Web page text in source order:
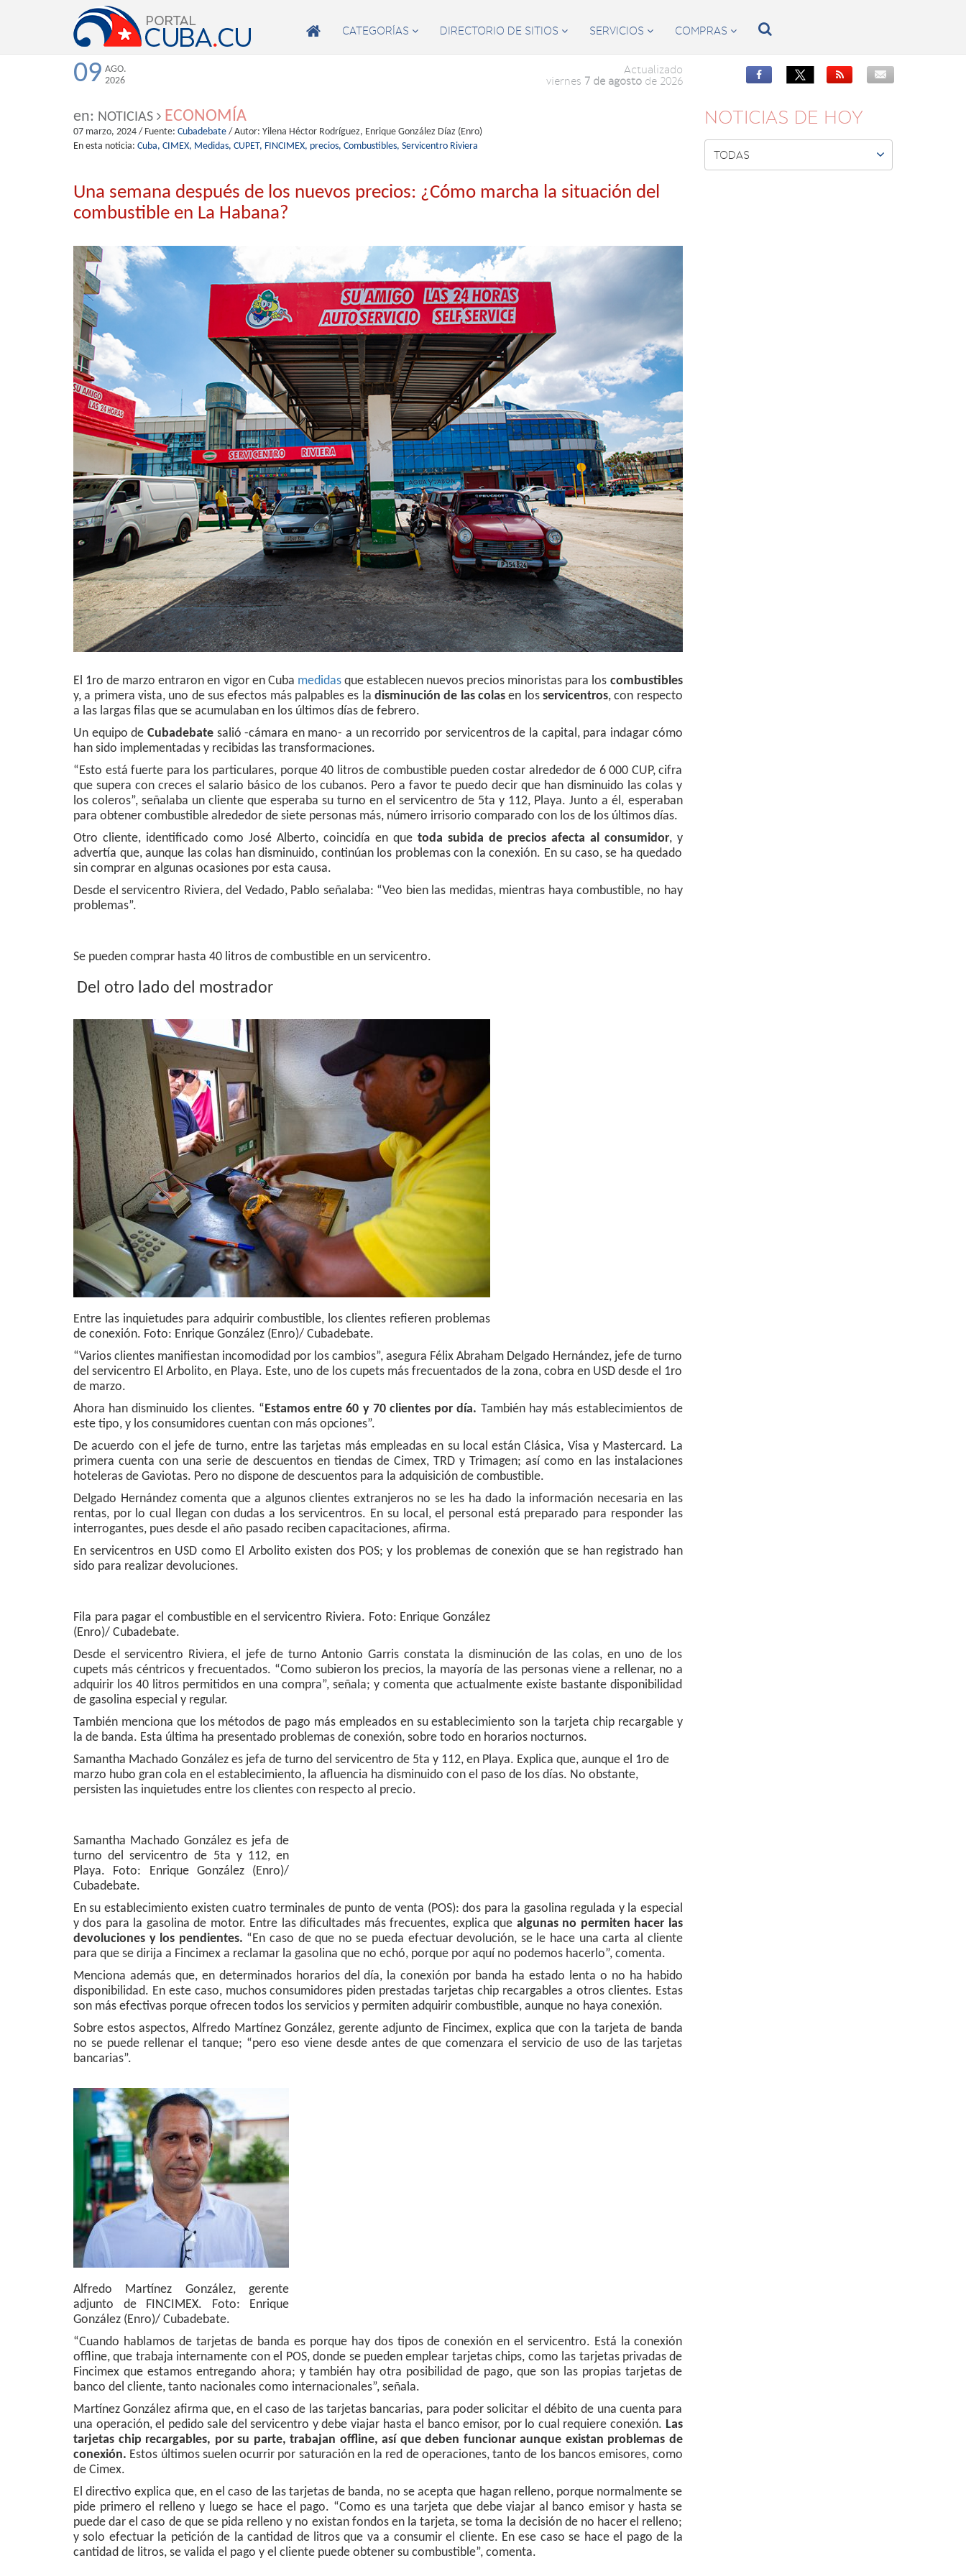
 CATEGORÍAS  DIRECTORIO DE SITIOS  SERVICIOS  COMPRAS  
09 AGO.
2026
Actualizado
viernes 7 de agostode 2026


en: NOTICIAS ECONOMÍA
07 marzo, 2024 / Fuente: Cubadebate / Autor: Yilena Héctor Rodríguez, Enrique González Díaz (Enro)
En esta noticia: Cuba, CIMEX, Medidas, CUPET, FINCIMEX, precios, Combustibles, Servicentro Riviera
Una semana después de los nuevos precios: ¿Cómo marcha la situación del
combustible en La Habana?
El 1ro de marzo entraron en vigor en Cuba medidasque establecen nuevos precios minoristas para los combustibles
y, a primera vista, uno de sus efectos más palpables es la disminución de las colasen los servicentros, con respecto
a las largas filas que se acumulaban en los últimos días de febrero.
Un equipo de Cubadebate salió -cámara en mano- a un recorrido por servicentros de la capital, para indagar cómo
han sido implementadas y recibidas las transformaciones.
“Esto está fuerte para los particulares, porque 40 litros de combustible pueden costar alrededor de 6 000 CUP, cifra
que supera con creces el salario básico de los cubanos. Pero a favor te puedo decir que han disminuido las colas y
los coleros”, señalaba un cliente que esperaba su turno en el servicentro de 5ta y 112, Playa. Junto a él, esperaban
para obtener combustible alrededor de siete personas más, número irrisorio comparado con los de los últimos días.
Otro cliente, identificado como José Alberto, coincidía en quetoda subida de precios afecta al consumidor, y
advertía que, aunque las colas han disminuido, continúan los problemas con la conexión. En su caso, se ha quedado
sin comprar en algunas ocasiones por esta causa.
Desde el servicentro Riviera, del Vedado, Pablo señalaba: “Veo bien las medidas, mientras haya combustible, no hay
problemas”.
Se pueden comprar hasta 40 litros de combustible en un servicentro.
Del otro lado del mostrador
Entre las inquietudes para adquirir combustible, los clientes refieren problemas
de conexión. Foto: Enrique González (Enro)/ Cubadebate.
“Varios clientes manifiestan incomodidad por los cambios”, asegura Félix Abraham Delgado Hernández, jefe de turno
del servicentro El Arbolito, en Playa. Este, uno de los cupets más frecuentados de la zona, cobra en USD desde el 1ro
de marzo.
Ahora han disminuido los clientes. “Estamos entre 60 y 70 clientes por día. También hay más establecimientos de
este tipo, y los consumidores cuentan con más opciones”.
De acuerdo con el jefe de turno, entre las tarjetas más empleadas en su local están Clásica, Visa y Mastercard. La
primera cuenta con una serie de descuentos en tiendas de Cimex, TRD y Trimagen; así como en las instalaciones
hoteleras de Gaviotas. Pero no dispone de descuentos para la adquisición de combustible.
Delgado Hernández comenta que a algunos clientes extranjeros no se les ha dado la información necesaria en las
rentas, por lo cual llegan con dudas a los servicentros. En su local, el personal está preparado para responder las
interrogantes, pues desde el año pasado reciben capacitaciones, afirma.
En servicentros en USD como El Arbolito existen dos POS; y los problemas de conexión que se han registrado han
sido para realizar devoluciones.
Fila para pagar el combustible en el servicentro Riviera. Foto: Enrique González
(Enro)/ Cubadebate.
Desde el servicentro Riviera, el jefe de turno Antonio Garris constata la disminución de las colas, en uno de los
cupets más céntricos y frecuentados. “Como subieron los precios, la mayoría de las personas viene a rellenar, no a
adquirir los 40 litros permitidos en una compra”, señala; y comenta que actualmente existe bastante disponibilidad
de gasolina especial y regular.
También menciona que los métodos de pago más empleados en su establecimiento son la tarjeta chip recargable y
la de banda. Esta última ha presentado problemas de conexión, sobre todo en horarios nocturnos.
Samantha Machado González es jefa de turno del servicentro de 5ta y 112, en Playa. Explica que, aunque el 1ro de
marzo hubo gran cola en el establecimiento, la afluencia ha disminuido con el paso de los días. No obstante,
persisten las inquietudes entre los clientes con respecto al precio.
Samantha Machado González es jefa de
turno del servicentro de 5ta y 112, en
Playa. Foto: Enrique González (Enro)/
Cubadebate.
En su establecimiento existen cuatro terminales de punto de venta (POS): dos para la gasolina regulada y la especial
y dos para la gasolina de motor. Entre las dificultades más frecuentes, explica que algunas no permiten hacer las
devoluciones y los pendientes. “En caso de que no se pueda efectuar devolución, se le hace una carta al cliente
para que se dirija a Fincimex a reclamar la gasolina que no echó, porque por aquí no podemos hacerlo”, comenta.
Menciona además que, en determinados horarios del día, la conexión por banda ha estado lenta o no ha habido
disponibilidad. En este caso, muchos consumidores piden prestadas tarjetas chip recargables a otros clientes. Estas
son más efectivas porque ofrecen todos los servicios y permiten adquirir combustible, aunque no haya conexión.
Sobre estos aspectos, Alfredo Martínez González, gerente adjunto de Fincimex, explica que con la tarjeta de banda
no se puede rellenar el tanque; “pero eso viene desde antes de que comenzara el servicio de uso de las tarjetas
bancarias”.
Alfredo Martínez González, gerente
adjunto de FINCIMEX. Foto: Enrique
González (Enro)/ Cubadebate.
“Cuando hablamos de tarjetas de banda es porque hay dos tipos de conexión en el servicentro. Está la conexión
offline, que trabaja internamente con el POS, donde se pueden emplear tarjetas chips, como las tarjetas privadas de
Fincimex que estamos entregando ahora; y también hay otra posibilidad de pago, que son las propias tarjetas de
banco del cliente, tanto nacionales como internacionales”, señala.
Martínez González afirma que, en el caso de las tarjetas bancarias, para poder solicitar el débito de una cuenta para
una operación, el pedido sale del servicentro y debe viajar hasta el banco emisor, por lo cual requiere conexión. Las
tarjetas chip recargables, por su parte, trabajan offline, así que deben funcionar aunque existan problemas de
conexión. Estos últimos suelen ocurrir por saturación en la red de operaciones, tanto de los bancos emisores, como
de Cimex.
El directivo explica que, en el caso de las tarjetas de banda, no se acepta que hagan relleno, porque normalmente se
pide primero el relleno y luego se hace el pago. “Como es una tarjeta que debe viajar al banco emisor y hasta se
puede dar el caso de que se pida relleno y no existan fondos en la tarjeta, se toma la decisión de no hacer el relleno;
y solo efectuar la petición de la cantidad de litros que va a consumir el cliente. En ese caso se hace el pago de la
cantidad de litros, se valida el pago y el cliente puede obtener su combustible”, comenta.
NOTICIAS DE HOY
TODAS 